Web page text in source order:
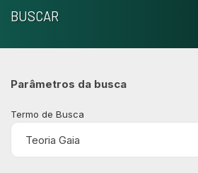
BUSCAR
Parâmetros da busca
Termo de Busca